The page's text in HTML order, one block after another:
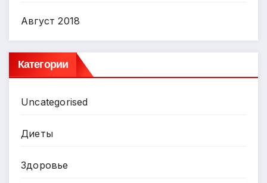
Август 2018
Категории
Uncategorised
Диеты
Здоровье